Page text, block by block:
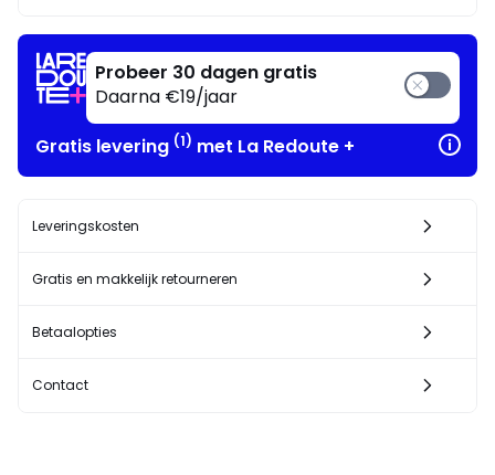
Probeer 30 dagen gratis
Daarna €19/jaar
Gratis levering (1) met La Redoute +
Leveringskosten
Gratis en makkelijk retourneren
Betaalopties
Contact